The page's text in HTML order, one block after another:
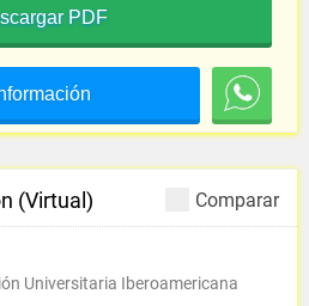
PDF
Comparar
(Virtual)
Universitaria Iberoamericana